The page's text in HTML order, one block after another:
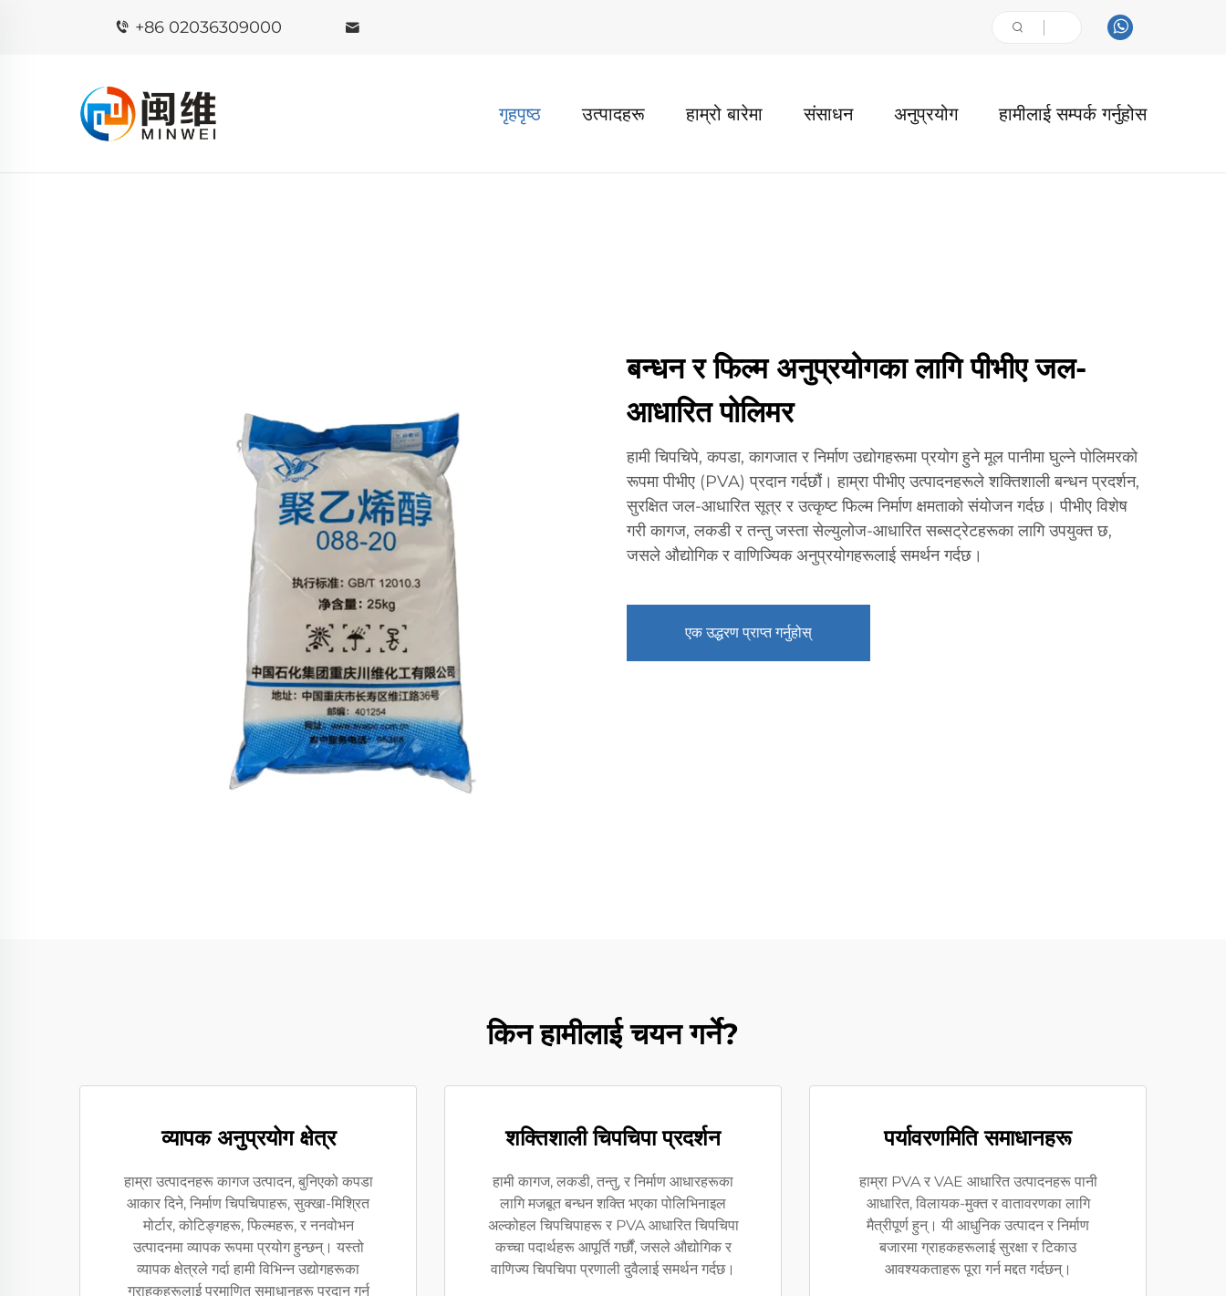
+86 02036309000
गृहपृष्ठ उत्पादहरू हाम्रो बारेमा संसाधन अनुप्रयोग हामीलाई सम्पर्क गर्नुहोस
बन्धन र फिल्म अनुप्रयोगका लागि पीभीए जल-
आधारित पोलिमर
हामी चिपचिपे, कपडा, कागजात र निर्माण उद्योगहरूमा प्रयोग हुने मूल पानीमा घुल्ने पोलिमरको
रूपमा पीभीए (PVA) प्रदान गर्दछौं। हाम्रा पीभीए उत्पादनहरूले शक्तिशाली बन्धन प्रदर्शन,
सुरक्षित जल-आधारित सूत्र र उत्कृष्ट फिल्म निर्माण क्षमताको संयोजन गर्दछ। पीभीए विशेष
गरी कागज, लकडी र तन्तु जस्ता सेल्युलोज-आधारित सब्सट्रेटहरूका लागि उपयुक्त छ,
जसले औद्योगिक र वाणिज्यिक अनुप्रयोगहरूलाई समर्थन गर्दछ।
एक उद्धरण प्राप्त गर्नुहोस्
किन हामीलाई चयन गर्ने?
व्यापक अनुप्रयोग क्षेत्र
हाम्रा उत्पादनहरू कागज उत्पादन, बुनिएको कपडा
आकार दिने, निर्माण चिपचिपाहरू, सुक्खा-मिश्रित
मोर्टार, कोटिङ्गहरू, फिल्महरू, र ननवोभन
उत्पादनमा व्यापक रूपमा प्रयोग हुन्छन्। यस्तो
व्यापक क्षेत्रले गर्दा हामी विभिन्न उद्योगहरूका
ग्राहकहरूलाई प्रमाणित समाधानहरू प्रदान गर्न
शक्तिशाली चिपचिपा प्रदर्शन
हामी कागज, लकडी, तन्तु, र निर्माण आधारहरूका
लागि मजबूत बन्धन शक्ति भएका पोलिभिनाइल
अल्कोहल चिपचिपाहरू र PVA आधारित चिपचिपा
कच्चा पदार्थहरू आपूर्ति गर्छौं, जसले औद्योगिक र
वाणिज्य चिपचिपा प्रणाली दुवैलाई समर्थन गर्दछ।
पर्यावरणमिति समाधानहरू
हाम्रा PVA र VAE आधारित उत्पादनहरू पानी
आधारित, विलायक-मुक्त र वातावरणका लागि
मैत्रीपूर्ण हुन्। यी आधुनिक उत्पादन र निर्माण
बजारमा ग्राहकहरूलाई सुरक्षा र टिकाउ
आवश्यकताहरू पूरा गर्न मद्दत गर्दछन्।